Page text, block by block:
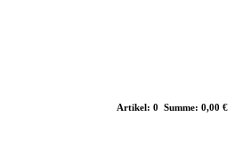
Artikel: 0 Summe: 0,00 €